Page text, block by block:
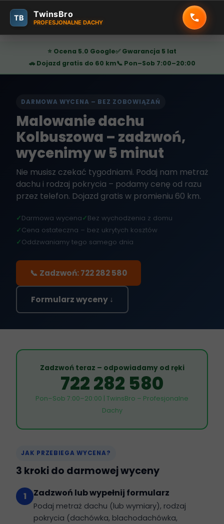
TB TwinsBro
PROFESJONALNE DACHY
⭐ Ocena 5.0 Google✅ Gwarancja 5 lat
🚗 Dojazd gratis do 60 km📞 Pon–Sob 7:00–20:00
DARMOWA WYCENA – BEZ ZOBOWIĄZAŃ
Malowanie dachu
Kolbuszowa – zadzwoń,
wycenimy w 5 minut
Nie musisz czekać tygodniami. Podaj nam metraż
dachu i rodzaj pokrycia – podamy cenę od razu
przez telefon. Dojazd gratis w promieniu 60 km.
✓Darmowa wycena✓Bez wychodzenia z domu
✓Cena ostateczna – bez ukrytych kosztów
✓Oddzwaniamy tego samego dnia
📞 Zadzwoń: 722 282 580
Formularz wyceny ↓
Zadzwoń teraz – odpowiadamy od ręki
722 282 580
Pon–Sob 7:00–20:00 | TwinsBro – Profesjonalne
Dachy
JAK PRZEBIEGA WYCENA?
3 kroki do darmowej wyceny
1 Zadzwoń lub wypełnij formularz
Podaj metraż dachu (lub wymiary), rodzaj
pokrycia (dachówka, blachodachówka,